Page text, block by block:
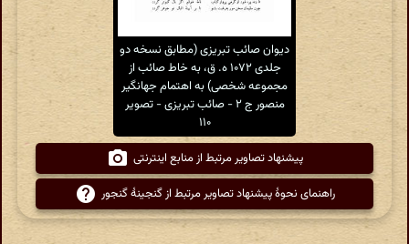
دیوان صائب تبریزی (مطابق نسخه دو
جلدی ۱۰۷۲ ه. ق، به خاط صائب از
مجموعه شخصی) به اهتمام جهانگیر
منصور ج ۲ - صائب تبریزی - تصویر
۱۱۰
پیشنهاد تصاویر مرتبط از منابع اینترنتی
راهنمای نحوهٔ پیشنهاد تصاویر مرتبط از گنجینهٔ گنجور